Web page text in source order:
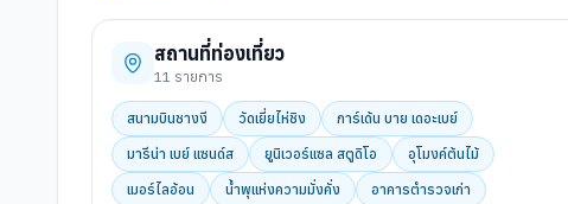
สถานที่ท่องเที่ยว
11 รายการ
สนามบินชางงี วัดเยี่ยไห่ชิง
การ์เด้น บาย เดอะเบย์
มารีน่า เบย์ แซนด์ส
ยูนิเวอร์แซล สตูดิโอ
อุโมงค์ต้นไม้
เมอร์ไลอ้อน
น้ำพุแห่งความมั่งคั่ง
อาคารตำรวจเก่า